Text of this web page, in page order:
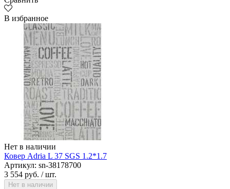
В избранное
Нет в наличии
Ковер Adria L 37 SGS 1.2*1.7
Артикул: sn-38178700
3 554 руб. / шт.
Нет в наличии